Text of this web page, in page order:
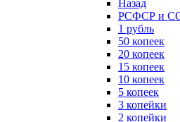
Назад
РСФСР и
1 рубль
50 копеек
20 копеек
15 копеек
10 копеек
5 копеек
3 копейки
2 копейки